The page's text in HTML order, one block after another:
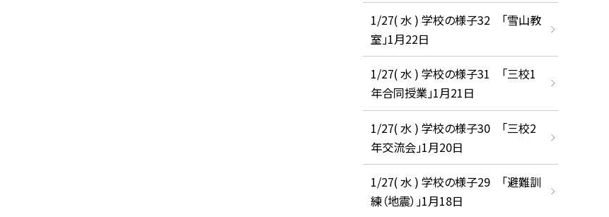
1/27( 水 ) 学校の様子32 「雪山教
室」1月22日
1/27( 水 ) 学校の様子31 「三校1
年合同授業」1月21日
1/27( 水 ) 学校の様子30 「三校2
年交流会」1月20日
1/27( 水 ) 学校の様子29 「避難訓
練（地震）」1月18日